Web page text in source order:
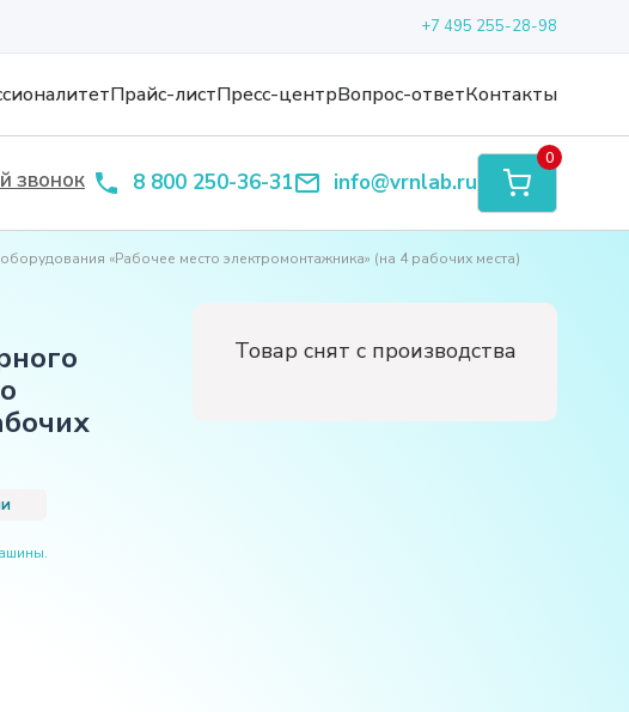
+7 495 255-28-98
Прайс-листПресс-центрВопрос-ответКонтакты
звонок 8 800 250-36-31 info@vrnlab.ru
0
«Рабочее место электромонтажника» (на 4 рабочих места)
Товар снят с производства